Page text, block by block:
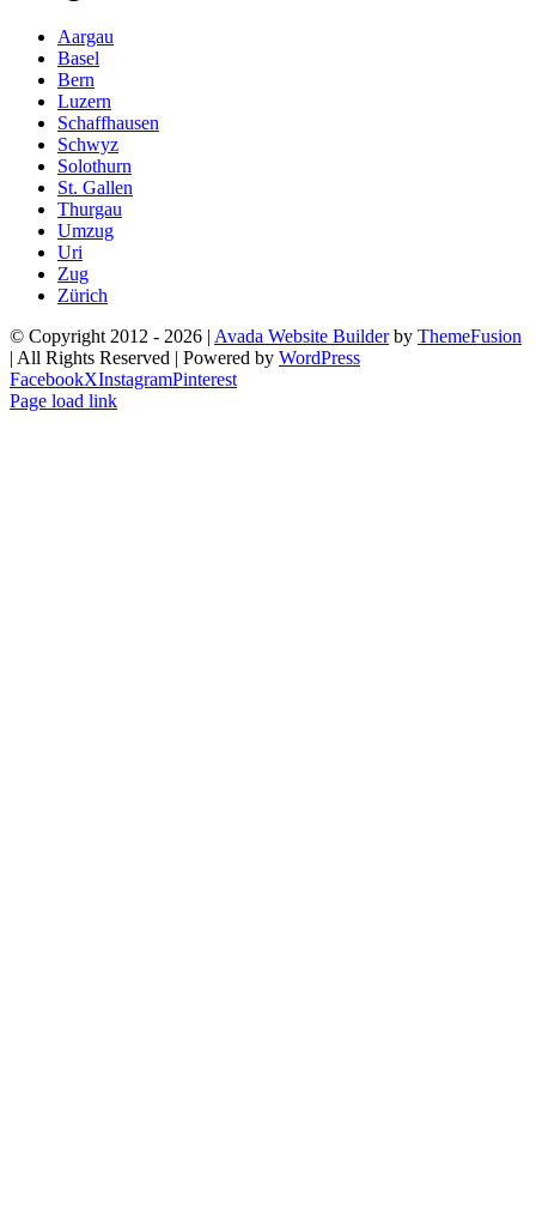
Aargau
Basel
Bern
Luzern
Schaffhausen
Schwyz
Solothurn
St. Gallen
Thurgau
Umzug
Uri
Zug
Zürich
© Copyright 2012 - 2026 | Avada Website Builderby ThemeFusion
| All Rights Reserved | Powered by WordPress
FacebookXInstagramPinterest
Page load link